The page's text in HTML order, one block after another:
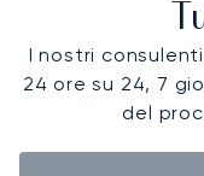
I nostri
24 ore su 24, 7
del